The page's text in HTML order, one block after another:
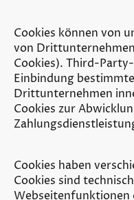
Cookies können von
von
Cookies). Third-
Einbindung
Drittunternehmen
Cookies zur
Cookies haben
Cookies sind
Webseitenfunktionen